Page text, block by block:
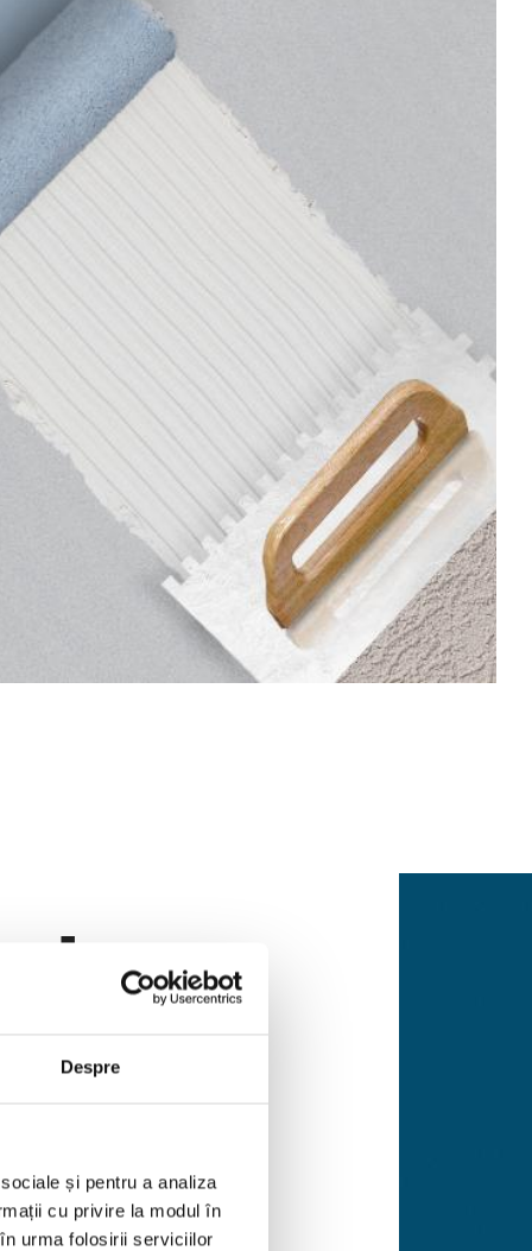
Despre
și pentru a analiza
cu privire la modul în
urma folosirii serviciilor
the